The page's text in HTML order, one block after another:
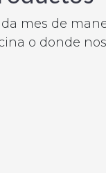
mes de
o donde